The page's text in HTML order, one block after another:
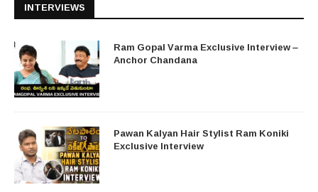
INTERVIEWS
Ram Gopal Varma Exclusive Interview –
Anchor Chandana
Pawan Kalyan Hair Stylist Ram Koniki
Exclusive Interview